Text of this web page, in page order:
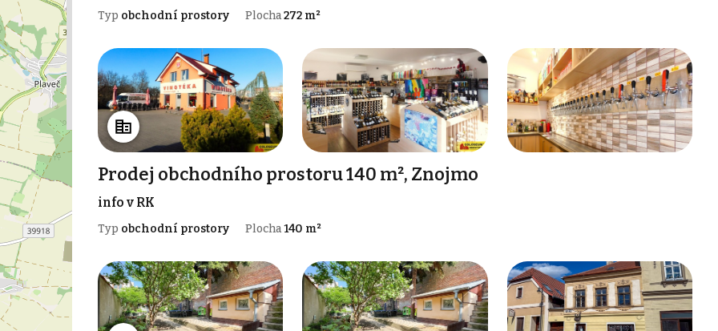
Typ obchodní prostory Plocha272 m²
Prodej obchodního prostoru 140 m², Znojmo
info v RK
Typ obchodní prostory Plocha140 m²